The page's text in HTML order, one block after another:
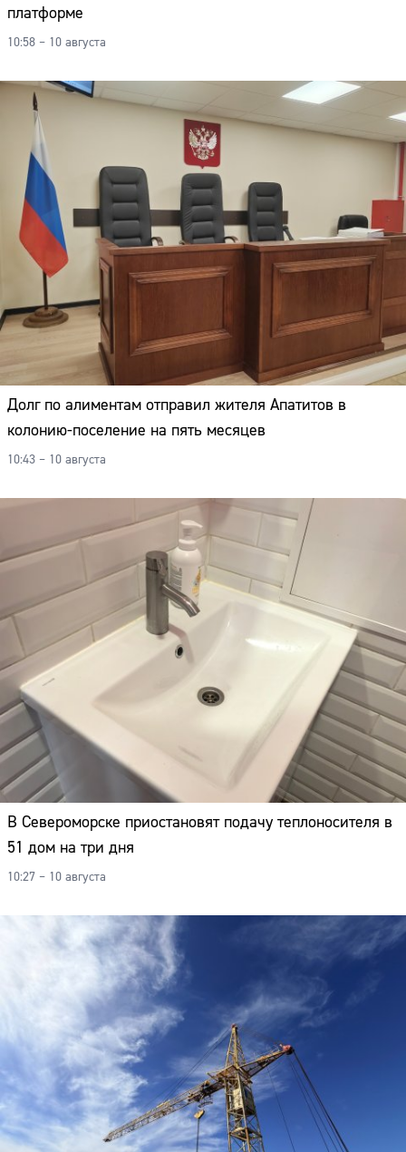
платформе
10:58 – 10 августа
Долг по алиментам отправил жителя Апатитов в
колонию-поселение на пять месяцев
10:43 – 10 августа
В Североморске приостановят подачу теплоносителя в
51 дом на три дня
10:27 – 10 августа